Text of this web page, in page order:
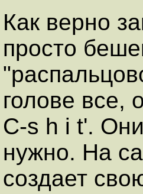
Как верно
просто
голове все,
C-s h i t'.
нужно. На
создает